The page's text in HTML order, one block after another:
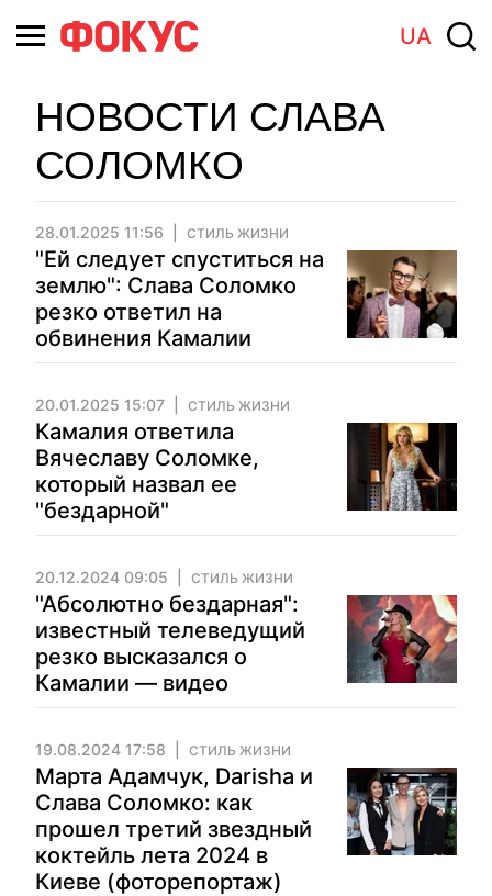
UA
НОВОСТИ СЛАВА
СОЛОМКО
28.01.2025 11:56 СТИЛЬ ЖИЗНИ
"Ей следует спуститься на
землю": Слава Соломко
резко ответил на
обвинения Камалии
20.01.2025 15:07 СТИЛЬ ЖИЗНИ
Камалия ответила
Вячеславу Соломке,
который назвал ее
"бездарной"
20.12.2024 09:05 СТИЛЬ ЖИЗНИ
"Абсолютно бездарная":
известный телеведущий
резко высказался о
Камалии — видео
19.08.2024 17:58 СТИЛЬ ЖИЗНИ
Марта Адамчук, Darisha и
Cлава Соломко: как
прошел третий звездный
коктейль лета 2024 в
Киеве (фоторепортаж)